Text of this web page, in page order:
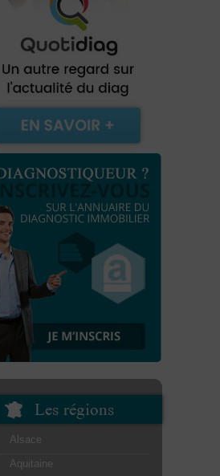
Les régions
Alsace
Aquitaine